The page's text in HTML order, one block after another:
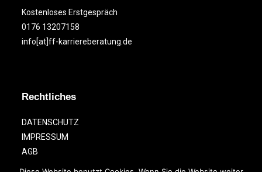
Kostenloses Erstgespräch
0176 13207158
info[at]ff-karriereberatung.de
Rechtliches
DATENSCHUTZ
IMPRESSUM
AGB